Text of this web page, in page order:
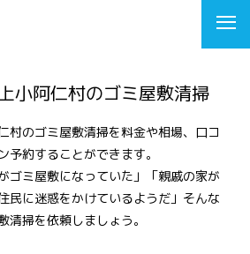
小阿仁村のゴミ屋敷清掃
村のゴミ屋敷清掃を料金や相場、口コ
予約することができます。
ゴミ屋敷になっていた」「親戚の家が
民に迷惑をかけているようだ」そんな
清掃を依頼しましょう。